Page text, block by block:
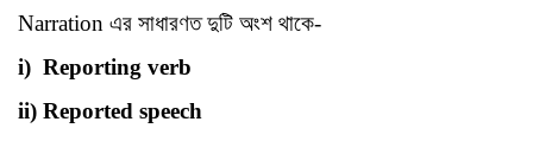
Narration এর সাধারণত দুটি অংশ থাকে-
i) Reporting verb
ii) Reported speech